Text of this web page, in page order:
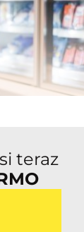
teraz